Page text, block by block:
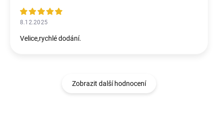
8.12.2025
Velice,rychlé dodání.
Zobrazit další hodnocení